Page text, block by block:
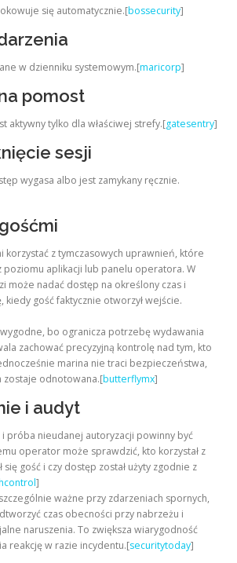
się automatycznie.[bossecurity]
w dzienniku systemowym.[maricorp]
pomost
aktywny tylko dla właściwej strefy.[gatesentry]
sesji
wygasa albo jest zamykany ręcznie.
korzystać z tymczasowych uprawnień, które
poziomu aplikacji lub panelu operatora. W
może nadać dostęp na określony czas i
kiedy gość faktycznie otworzył wejście.
bo ogranicza potrzebę wydawania
zachować precyzyjną kontrolę nad tym, kto
marina nie traci bezpieczeństwa,
zostaje odnotowana.[butterflymx]
i audyt
próba nieudanej autoryzacji powinny być
operator może sprawdzić, kto korzystał z
gość i czy dostęp został użyty zgodnie z
]
ważne przy zdarzeniach spornych,
czas obecności przy nabrzeżu i
naruszenia. To zwiększa wiarygodność
reakcję w razie incydentu.[securitytoday]